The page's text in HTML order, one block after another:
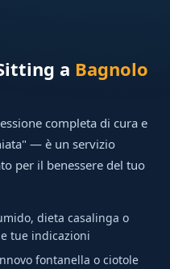
a Bagnolo
completa di cura e
— è un servizio
per il benessere del tuo
dieta casalinga o
tue indicazioni
fontanella o ciotole